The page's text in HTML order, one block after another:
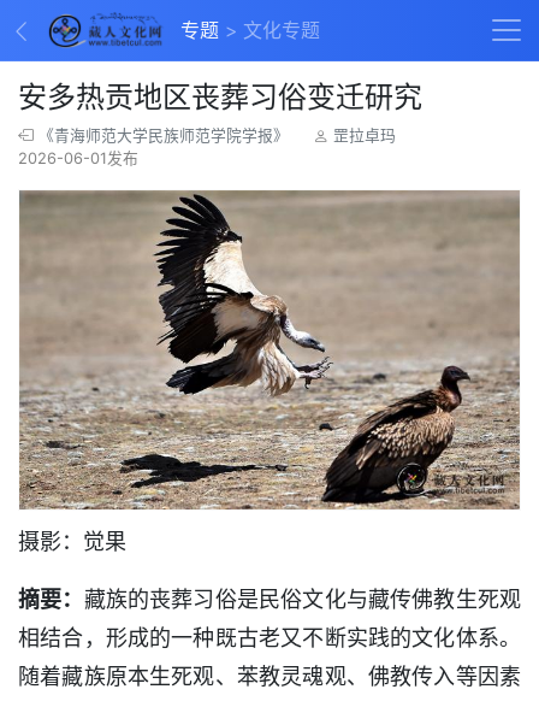
专题 文化专题
安多热贡地区丧葬习俗变迁研究
《青海师范大学民族师范学院学报》
罡拉卓玛
2026-06-01发布
摄影：觉果
摘要： 藏族的丧葬习俗是民俗文化与藏传佛教生死观
相结合，形成的一种既古老又不断实践的文化体系。
随着藏族原本生死观、苯教灵魂观、佛教传入等因素